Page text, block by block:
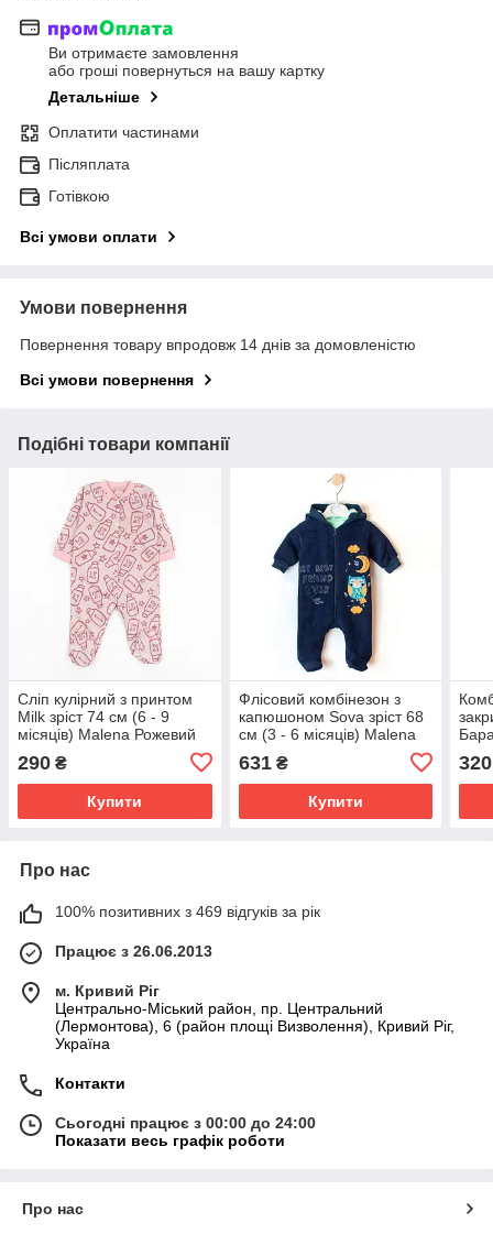
Ви отримаєте замовлення
або гроші повернуться на вашу картку
Детальніше
Оплатити частинами
Післяплата
Готівкою
Всі умови оплати
Умови повернення
Повернення товару впродовж 14 днів за домовленістю
Всі умови повернення
Подібні товари компанії
Сліп кулірний з принтом
Milk зріст 74 см (6 - 9
місяців) Malena Рожевий
290 ₴
Купити
Флісовий комбінезон з
капюшоном Sova зріст 68
см (3 - 6 місяців) Malena
631₴
Купити
320
Про нас
100% позитивних з 469 відгуків за рік
Працює з 26.06.2013
м. Кривий Ріг
Центрально-Міський район, пр. Центральний
(Лермонтова), 6 (район площі Визволення), Кривий Ріг,
Україна
Контакти
Сьогодні працює з 00:00 до 24:00
Показати весь графік роботи
Про нас